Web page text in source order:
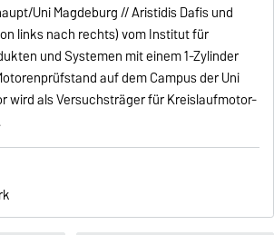
Uni Magdeburg // Aristidis Dafis und
links nach rechts) vom Institut für
und Systemen mit einem 1-Zylinder
auf dem Campus der Uni
wird als Versuchsträger für Kreislaufmotor-